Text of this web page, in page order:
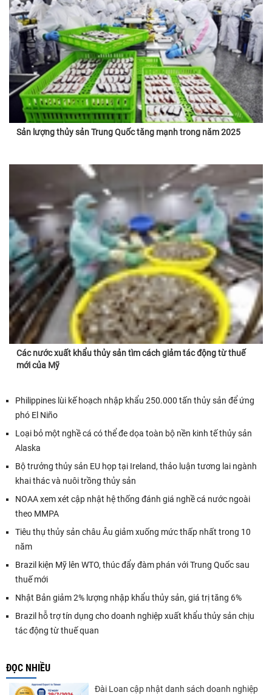
Sản lượng thủy sản Trung Quốc tăng mạnh trong năm 2025
Các nước xuất khẩu thủy sản tìm cách giảm tác động từ thuế
mới của Mỹ
Philippines lùi kế hoạch nhập khẩu 250.000 tấn thủy sản để ứng
phó El Niño
Loại bỏ một nghề cá có thể đe dọa toàn bộ nền kinh tế thủy sản
Alaska
Bộ trưởng thủy sản EU họp tại Ireland, thảo luận tương lai ngành
khai thác và nuôi trồng thủy sản
NOAA xem xét cập nhật hệ thống đánh giá nghề cá nước ngoài
theo MMPA
Tiêu thụ thủy sản châu Âu giảm xuống mức thấp nhất trong 10
năm
Brazil kiện Mỹ lên WTO, thúc đẩy đàm phán với Trung Quốc sau
thuế mới
Nhật Bản giảm 2% lượng nhập khẩu thủy sản, giá trị tăng 6%
Brazil hỗ trợ tín dụng cho doanh nghiệp xuất khẩu thủy sản chịu
tác động từ thuế quan
ĐỌC NHIỀU
Đài Loan cập nhật danh sách doanh nghiệp